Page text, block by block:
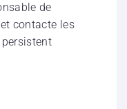
de
contacte les
persistent